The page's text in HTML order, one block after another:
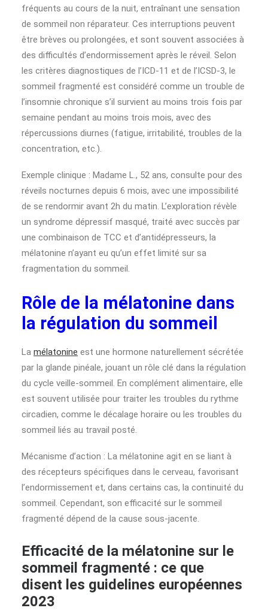
fréquents au cours de la nuit, entraînant une sensation
de sommeil non réparateur. Ces interruptions peuvent
être brèves ou prolongées, et sont souvent associées à
des difficultés d’endormissement après le réveil. Selon
les critères diagnostiques de l’ICD-11 et de l’ICSD-3, le
sommeil fragmenté est considéré comme un trouble de
l’insomnie chronique s’il survient au moins trois fois par
semaine pendant au moins trois mois, avec des
répercussions diurnes (fatigue, irritabilité, troubles de la
concentration, etc.).
Exemple clinique : Madame L., 52 ans, consulte pour des
réveils nocturnes depuis 6 mois, avec une impossibilité
de se rendormir avant 2h du matin. L’exploration révèle
un syndrome dépressif masqué, traité avec succès par
une combinaison de TCC et d’antidépresseurs, la
mélatonine n’ayant eu qu’un effet limité sur sa
fragmentation du sommeil.
Rôle de la mélatonine dans
la régulation du sommeil
La mélatonine est une hormone naturellement sécrétée
par la glande pinéale, jouant un rôle clé dans la régulation
du cycle veille-sommeil. En complément alimentaire, elle
est souvent utilisée pour traiter les troubles du rythme
circadien, comme le décalage horaire ou les troubles du
sommeil liés au travail posté.
Mécanisme d’action : La mélatonine agit en se liant à
des récepteurs spécifiques dans le cerveau, favorisant
l’endormissement et, dans certains cas, la continuité du
sommeil. Cependant, son efficacité sur le sommeil
fragmenté dépend de la cause sous-jacente.
Efficacité de la mélatonine sur le
sommeil fragmenté : ce que
disent les guidelines européennes
2023